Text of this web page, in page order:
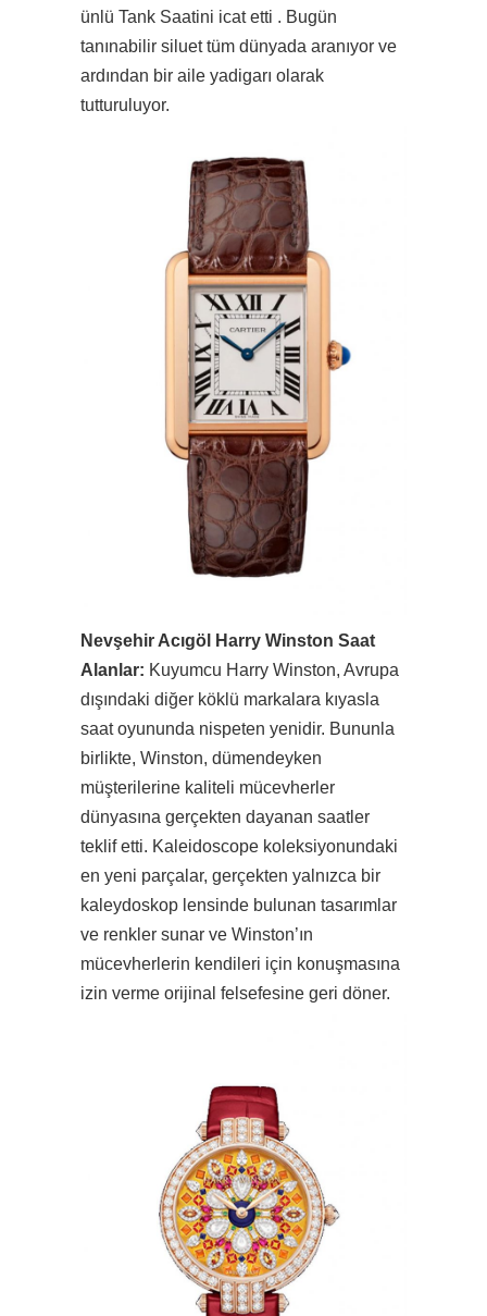
ünlü Tank Saatini icat etti . Bugün
tanınabilir siluet tüm dünyada aranıyor ve
ardından bir aile yadigarı olarak
tutturuluyor.
Nevşehir Acıgöl Harry Winston Saat
Alanlar: Kuyumcu Harry Winston, Avrupa
dışındaki diğer köklü markalara kıyasla
saat oyununda nispeten yenidir. Bununla
birlikte, Winston, dümendeyken
müşterilerine kaliteli mücevherler
dünyasına gerçekten dayanan saatler
teklif etti. Kaleidoscope koleksiyonundaki
en yeni parçalar, gerçekten yalnızca bir
kaleydoskop lensinde bulunan tasarımlar
ve renkler sunar ve Winston’ın
mücevherlerin kendileri için konuşmasına
izin verme orijinal felsefesine geri döner.